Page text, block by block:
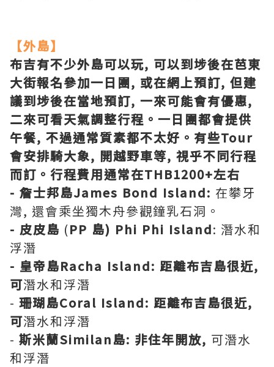
【外島】
布吉有不少外島可以玩, 可以到埗後在芭東
大街報名參加一日團, 或在網上預訂, 但建
議到埗後在當地預訂, 一來可能會有優惠,
二來可看天氣調整行程。一日團都會提供
午餐, 不過通常質素都不太好。有些Tour
會安排騎大象, 開越野車等, 視乎不同行程
而訂。行程費用通常在THB1200+左右
- 詹士邦島James Bond Island: 在攀牙
灣, 還會乘坐獨木舟參觀鐘乳石洞。
- 皮皮島 (PP 島) Phi Phi Island: 潛水和
浮潛
- 皇帝島Racha Island: 距離布吉島很近,
可潛水和浮潛
- 珊瑚島Coral Island: 距離布吉島很近,
可潛水和浮潛
- 斯米蘭Similan島: 非住年開放, 可潛水
和浮潛